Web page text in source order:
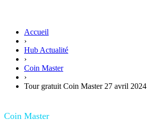
Accueil
›
Hub Actualité
›
Coin Master
›
Tour gratuit Coin Master 27 avril 2024
Coin Master